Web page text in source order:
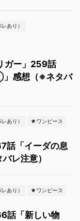
あり）
ガー」259話
」感想（※ネタバ
あり） ★ワンピース
話「イーダの息
レ注意）
あり） ★ワンピース
話「新しい物